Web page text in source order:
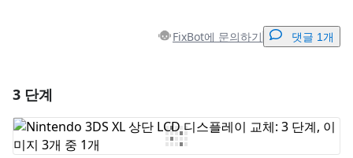
FixBot에 문의하기 댓글 1개
댓글 쓰기
3 단계